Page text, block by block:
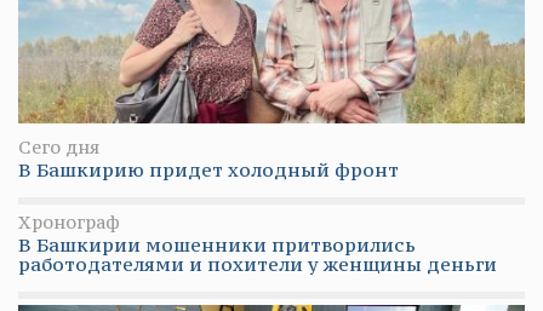
Сего дня
В Башкирию придет холодный фронт
Хронограф
В Башкирии мошенники притворились
работодателями и похители у женщины деньги